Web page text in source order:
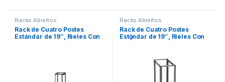
Racks Abiertos
Rack de Cuatro Postes
Estándar de 19″, Rieles Con
Racks Abiertos
Rack de Cuatro Postes
Estǭndar de 19″, Rieles Con
Mǭxima de 41.5 in, 45
Unidades de Rack, Color